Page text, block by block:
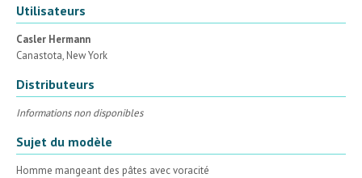
Utilisateurs
Casler Hermann
Canastota, New York
Distributeurs
Informations non disponibles
Sujet du modèle
Homme mangeant des pâtes avec voracité